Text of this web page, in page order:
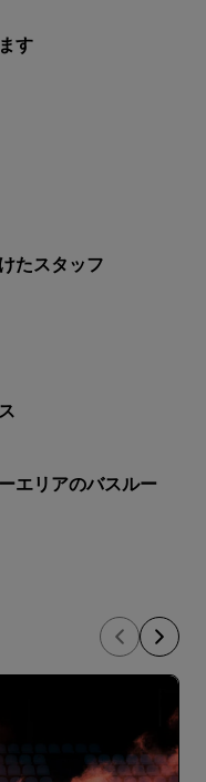
す
たスタッフ
エリアのバスルー